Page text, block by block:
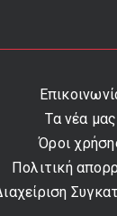
Τα νέα μας
Όροι
Πολιτική